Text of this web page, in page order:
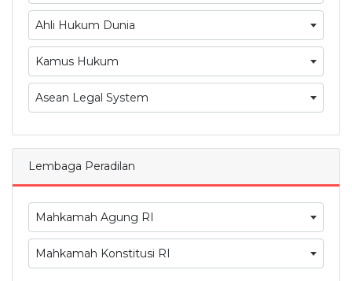
Ahli Hukum Dunia
Kamus Hukum
Asean Legal System
Lembaga Peradilan
Mahkamah Agung RI
Mahkamah Konstitusi RI